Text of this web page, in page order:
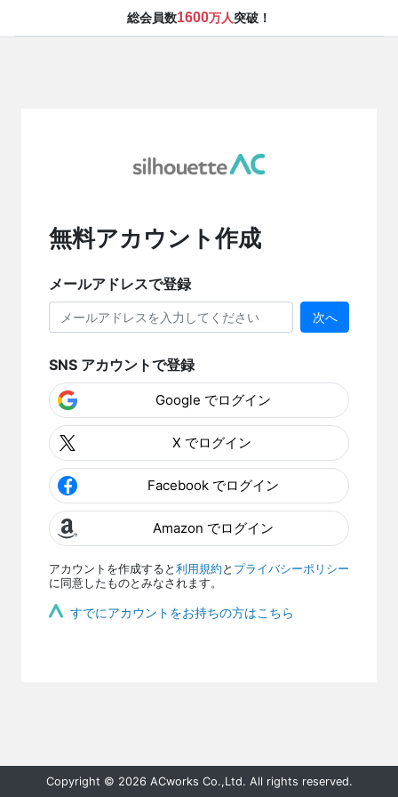
総会員数1600万人突破！
無料アカウント作成
メールアドレスで登録
次へ
SNS アカウントで登録
Google でログイン
X でログイン
Facebook でログイン
Amazon でログイン
アカウントを作成すると 利用規約 と プライバシーポリシー
に同意したものとみなされます。
すでにアカウントをお持ちの方はこちら
Copyright © 2026 ACworks Co.,Ltd. All rights reserved.